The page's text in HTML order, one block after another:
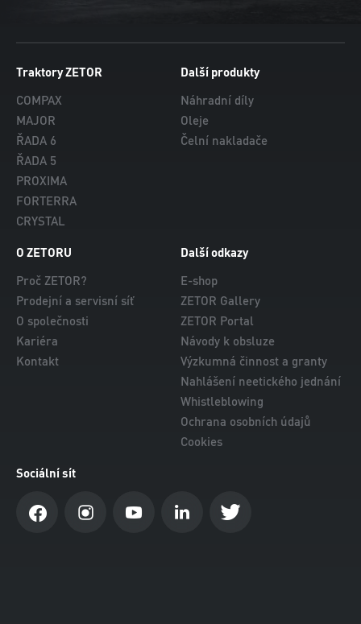
Traktory ZETOR
COMPAX
MAJOR
ŘADA 6
ŘADA 5
PROXIMA
FORTERRA
CRYSTAL
Další produkty
Náhradní díly
Oleje
Čelní nakladače
O ZETORU
Proč ZETOR?
Prodejní a servisní síť
O společnosti
Kariéra
Kontakt
Další odkazy
E-shop
ZETOR Gallery
ZETOR Portal
Návody k obsluze
Výzkumná činnost a granty
Nahlášení neetického jednání
Whistleblowing
Ochrana osobních údajů
Cookies
Sociální sít